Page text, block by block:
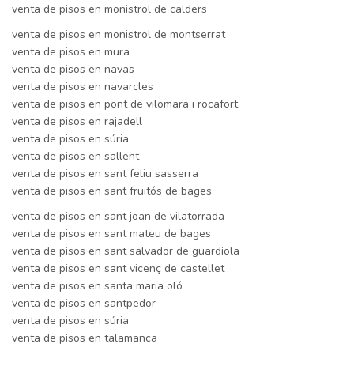
venta de pisos en monistrol de calders
venta de pisos en monistrol de montserrat
venta de pisos en mura
venta de pisos en navas
venta de pisos en navarcles
venta de pisos en pont de vilomara i rocafort
venta de pisos en rajadell
venta de pisos en súria
venta de pisos en sallent
venta de pisos en sant feliu sasserra
venta de pisos en sant fruitós de bages
venta de pisos en sant joan de vilatorrada
venta de pisos en sant mateu de bages
venta de pisos en sant salvador de guardiola
venta de pisos en sant vicenç de castellet
venta de pisos en santa maria oló
venta de pisos en santpedor
venta de pisos en súria
venta de pisos en talamanca